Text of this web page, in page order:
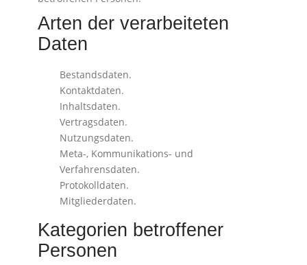
Arten der verarbeiteten
Daten
Bestandsdaten.
Kontaktdaten.
Inhaltsdaten.
Vertragsdaten.
Nutzungsdaten.
Meta-, Kommunikations- und
Verfahrensdaten.
Protokolldaten.
Mitgliederdaten.
Kategorien betroffener
Personen